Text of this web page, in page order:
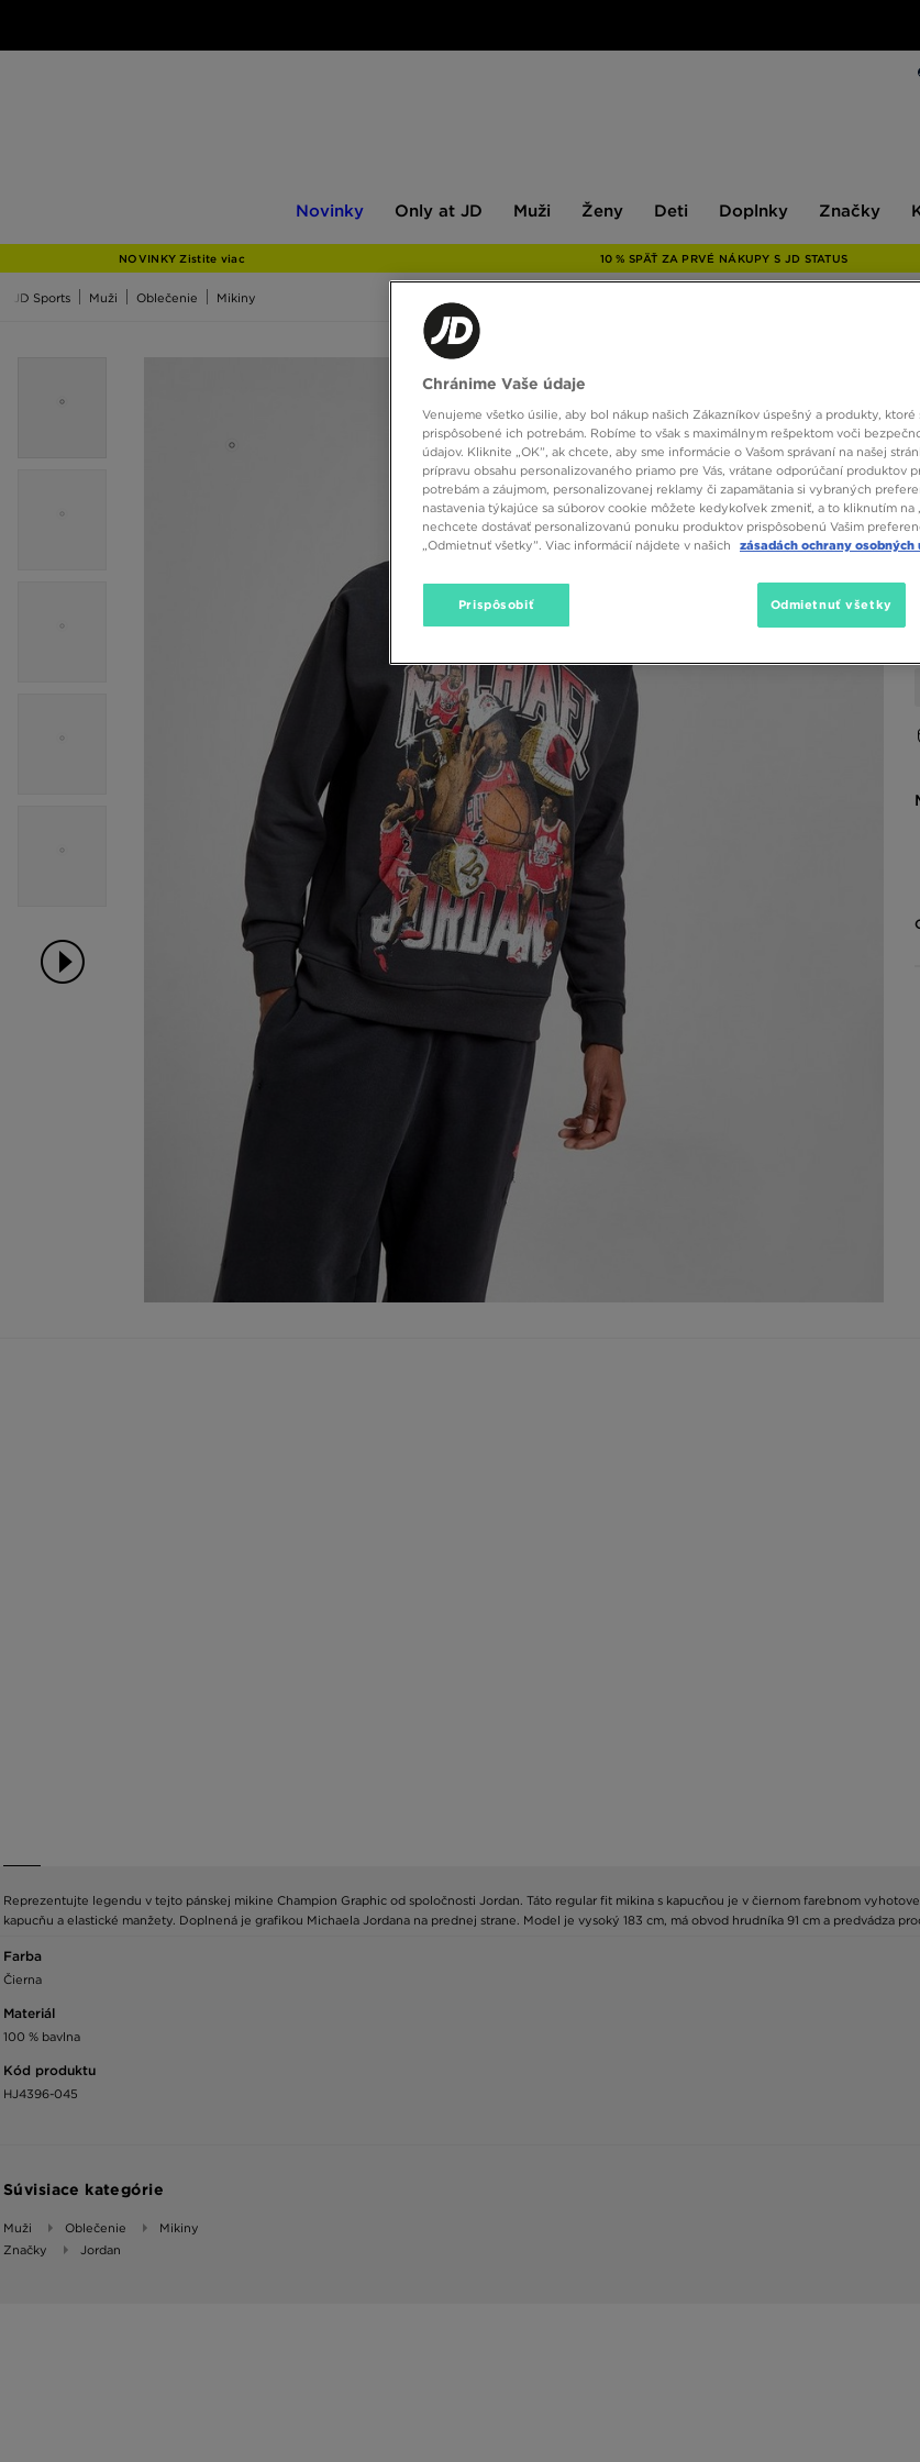
Novinky
JD
Only at JD Muži Ženy Deti Doplnky Značky
NOVINKY Zistite viac 10 % SPÄŤ ZA PRVÉ NÁKUPY S JD STATUS
JD Sports Muži Oblečenie Mikiny
Reprezentujte legendu v tejto pánskej mikine Champion Graphic od spoločnosti Jordan. Táto regular fit mikina s kapucňou je v čiernom farebnom
kapucňu a elastické manžety. Doplnená je grafikou Michaela Jordana na prednej strane. Model je vysoký 183 cm, má obvod hrudníka 91 cm a predvádza
Farba
Čierna
Materiál
100 % bavlna
Kód produktu
HJ4396-045
Súvisiace kategórie
Muži Oblečenie
Mikiny
Značky
Jordan
Chránime Vaše údaje
Venujeme všetko úsilie, aby bol nákup našich Zákazníkov úspešný a produkty, ktoré
prispôsobené ich potrebám. Robíme to však s maximálnym rešpektom voči
údajov. Kliknite „OK”, ak chcete, aby sme informácie o Vašom správaní na našej
prípravu obsahu personalizovaného priamo pre Vás, vrátane odporúčaní produktov
potrebám a záujmom, personalizovanej reklamy či zapamätania si vybraných
nastavenia týkajúce sa súborov cookie môžete kedykoľvek zmeniť, a to kliknutím na
nechcete dostávať personalizovanú ponuku produktov prispôsobenú Vašim
„Odmietnuť všetky”. Viac informácií nájdete v našich
zásadách ochrany osobných
Prispôsobiť Odmietnuť všetky